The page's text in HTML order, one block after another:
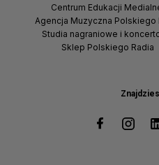
Centrum Edukacji
Agencja Muzyczna Polskiego
Studia nagraniowe i
Sklep Polskiego Radia